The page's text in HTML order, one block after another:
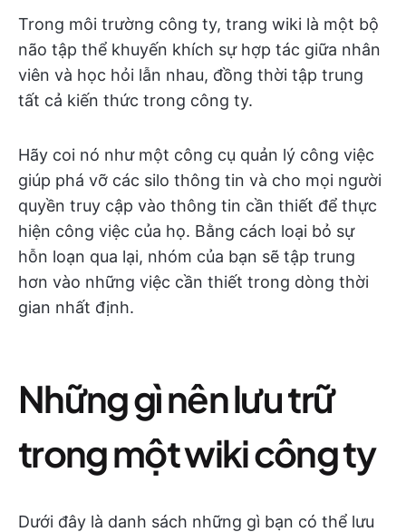
Trong môi trường công ty, trang wiki là một bộ
não tập thể khuyến khích sự hợp tác giữa nhân
viên và học hỏi lẫn nhau, đồng thời tập trung
tất cả kiến thức trong công ty.
Hãy coi nó như một công cụ quản lý công việc
giúp phá vỡ các silo thông tin và cho mọi người
quyền truy cập vào thông tin cần thiết để thực
hiện công việc của họ. Bằng cách loại bỏ sự
hỗn loạn qua lại, nhóm của bạn sẽ tập trung
hơn vào những việc cần thiết trong dòng thời
gian nhất định.
Những gì nên lưu trữ
trong một wiki công ty
Dưới đây là danh sách những gì bạn có thể lưu